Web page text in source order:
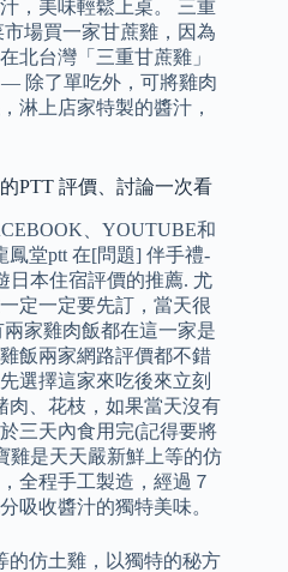
，美味輕鬆上桌。 三重
場買一家甘蔗雞，因為
北台灣「三重甘蔗雞」
— 除了單吃外，可將雞肉
淋上店家特製的醬汁，
PTT 評價、討論一次看
、YOUTUBE和
堂ptt 在[問題] 伴手禮-
日本住宿評價的推薦. 尤
定一定要先訂，當天很
家雞肉飯都在這一家是
飯兩家網路評價都不錯
選擇這家來吃後來立刻
、花枝，如果當天沒有
三天內食用完(記得要將
雞是天天嚴新鮮上等的仿
全程手工製造，經過７
吸收醬汁的獨特美味。
的仿土雞，以獨特的秘方